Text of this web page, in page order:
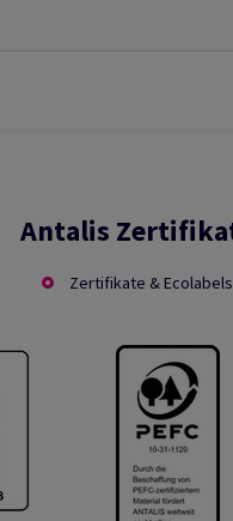
Antalis
Zertifikate & Ecolabels